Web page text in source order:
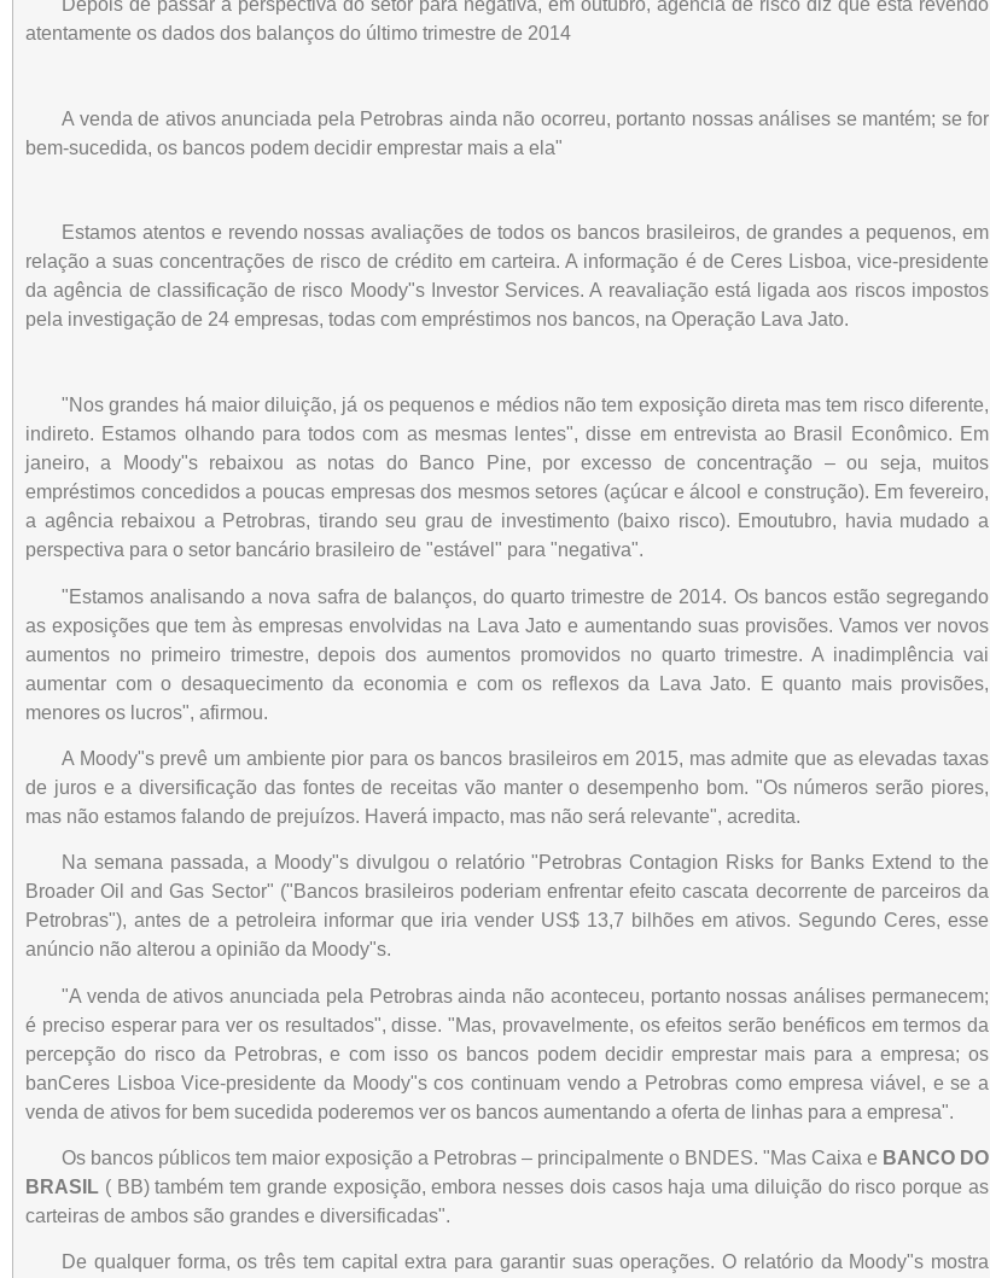
atentamente os dados dos balanços do último trimestre de 2014
A venda de ativos anunciada pela Petrobras ainda não ocorreu, portanto nossas análises se mantém; se for
bem-sucedida, os bancos podem decidir emprestar mais a ela"
Estamos atentos e revendo nossas avaliações de todos os bancos brasileiros, de grandes a pequenos, em
relação a suas concentrações de risco de crédito em carteira. A informação é de Ceres Lisboa, vice-presidente
da agência de classificação de risco Moody"s Investor Services. A reavaliação está ligada aos riscos impostos
pela investigação de 24 empresas, todas com empréstimos nos bancos, na Operação Lava Jato.
"Nos grandes há maior diluição, já os pequenos e médios não tem exposição direta mas tem risco diferente,
indireto. Estamos olhando para todos com as mesmas lentes", disse em entrevista ao Brasil Econômico. Em
janeiro, a Moody"s rebaixou as notas do Banco Pine, por excesso de concentração – ou seja, muitos
empréstimos concedidos a poucas empresas dos mesmos setores (açúcar e álcool e construção). Em fevereiro,
a agência rebaixou a Petrobras, tirando seu grau de investimento (baixo risco). Emoutubro, havia mudado a
perspectiva para o setor bancário brasileiro de "estável" para "negativa".
"Estamos analisando a nova safra de balanços, do quarto trimestre de 2014. Os bancos estão segregando
as exposições que tem às empresas envolvidas na Lava Jato e aumentando suas provisões. Vamos ver novos
aumentos no primeiro trimestre, depois dos aumentos promovidos no quarto trimestre. A inadimplência vai
aumentar com o desaquecimento da economia e com os reflexos da Lava Jato. E quanto mais provisões,
menores os lucros", afirmou.
A Moody"s prevê um ambiente pior para os bancos brasileiros em 2015, mas admite que as elevadas taxas
de juros e a diversificação das fontes de receitas vão manter o desempenho bom. "Os números serão piores,
mas não estamos falando de prejuízos. Haverá impacto, mas não será relevante", acredita.
Na semana passada, a Moody"s divulgou o relatório "Petrobras Contagion Risks for Banks Extend to the
Broader Oil and Gas Sector" ("Bancos brasileiros poderiam enfrentar efeito cascata decorrente de parceiros da
Petrobras"), antes de a petroleira informar que iria vender US$ 13,7 bilhões em ativos. Segundo Ceres, esse
anúncio não alterou a opinião da Moody"s.
"A venda de ativos anunciada pela Petrobras ainda não aconteceu, portanto nossas análises permanecem;
é preciso esperar para ver os resultados", disse. "Mas, provavelmente, os efeitos serão benéficos em termos da
percepção do risco da Petrobras, e com isso os bancos podem decidir emprestar mais para a empresa; os
banCeres Lisboa Vice-presidente da Moody"s cos continuam vendo a Petrobras como empresa viável, e se a
venda de ativos for bem sucedida poderemos ver os bancos aumentando a oferta de linhas para a empresa".
Os bancos públicos tem maior exposição a Petrobras – principalmente o BNDES. "Mas Caixa e BANCO DO
BRASIL ( BB) também tem grande exposição, embora nesses dois casos haja uma diluição do risco porque as
carteiras de ambos são grandes e diversificadas".
De qualquer forma, os três tem capital extra para garantir suas operações. O relatório da Moody"s mostra